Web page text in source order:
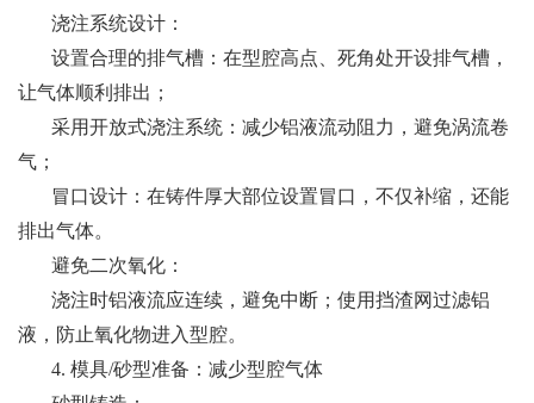
浇注系统设计：
设置合理的排气槽：在型腔高点、死角处开设排气槽，
让气体顺利排出；
采用开放式浇注系统：减少铝液流动阻力，避免涡流卷
气；
冒口设计：在铸件厚大部位设置冒口，不仅补缩，还能
排出气体。
避免二次氧化：
浇注时铝液流应连续，避免中断；使用挡渣网过滤铝
液，防止氧化物进入型腔。
4. 模具/砂型准备：减少型腔气体